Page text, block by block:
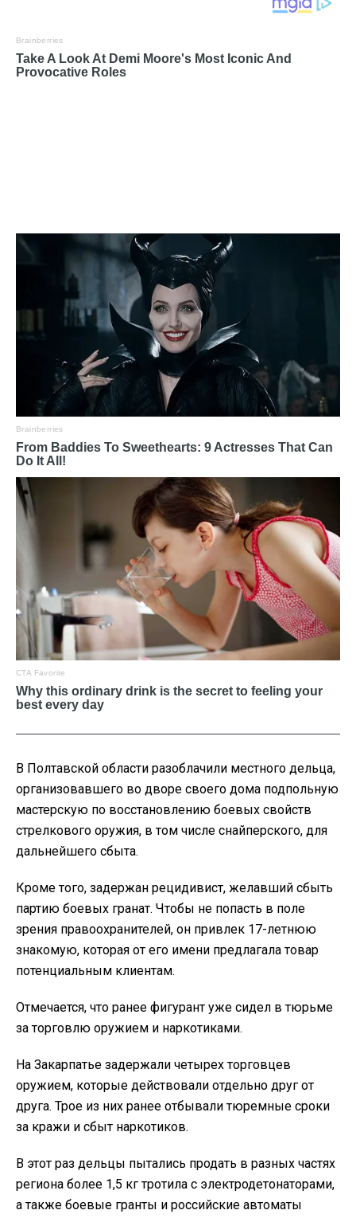
В Полтавской области разоблачили местного дельца,
организовавшего во дворе своего дома подпольную
мастерскую по восстановлению боевых свойств
стрелкового оружия, в том числе снайперского, для
дальнейшего сбыта.
Кроме того, задержан рецидивист, желавший сбыть
партию боевых гранат. Чтобы не попасть в поле
зрения правоохранителей, он привлек 17-летнюю
знакомую, которая от его имени предлагала товар
потенциальным клиентам.
Отмечается, что ранее фигурант уже сидел в тюрьме
за торговлю оружием и наркотиками.
На Закарпатье задержали четырех торговцев
оружием, которые действовали отдельно друг от
друга. Трое из них ранее отбывали тюремные сроки
за кражи и сбыт наркотиков.
В этот раз дельцы пытались продать в разных частях
региона более 1,5 кг тротила с электродетонаторами,
а также боевые гранты и российские автоматы